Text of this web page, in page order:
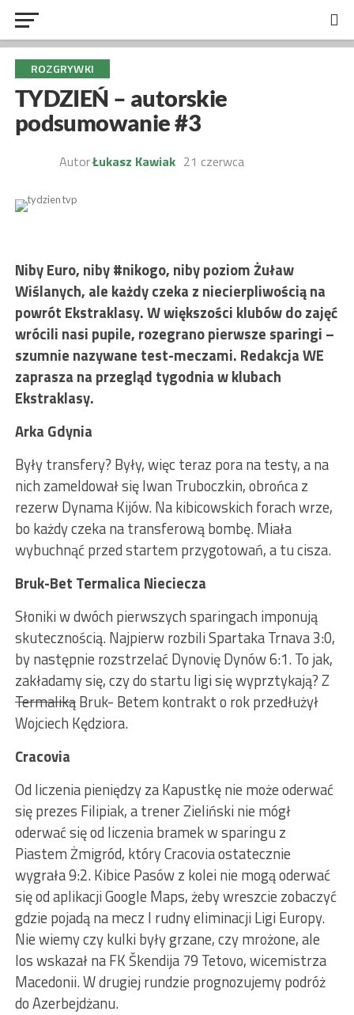
ROZGRYWKI
TYDZIEŃ – autorskie
podsumowanie #3
AutorŁukasz Kawiak 21 czerwca
Niby Euro, niby #nikogo, niby poziom Żuław
Wiślanych, ale każdy czeka z niecierpliwością na
powrót Ekstraklasy. W większości klubów do zajęć
wrócili nasi pupile, rozegrano pierwsze sparingi –
szumnie nazywane test-meczami. Redakcja WE
zaprasza na przegląd tygodnia w klubach
Ekstraklasy.
Arka Gdynia
Były transfery? Były, więc teraz pora na testy, a na
nich zameldował się Iwan Truboczkin, obrońca z
rezerw Dynama Kijów. Na kibicowskich forach wrze,
bo każdy czeka na transferową bombę. Miała
wybuchnąć przed startem przygotowań, a tu cisza.
Bruk-Bet Termalica Nieciecza
Słoniki w dwóch pierwszych sparingach imponują
skutecznością. Najpierw rozbili Spartaka Trnava 3:0,
by następnie rozstrzelać Dynovię Dynów 6:1. To jak,
zakładamy się, czy do startu ligi się wyprztykają? Z
TermalikąBruk- Betem kontrakt o rok przedłużył
Wojciech Kędziora.
Cracovia
Od liczenia pieniędzy za Kapustkę nie może oderwać
się prezes Filipiak, a trener Zieliński nie mógł
oderwać się od liczenia bramek w sparingu z
Piastem Żmigród, który Cracovia ostatecznie
wygrała 9:2. Kibice Pasów z kolei nie mogą oderwać
się od aplikacji Google Maps, żeby wreszcie zobaczyć
gdzie pojadą na mecz I rudny eliminacji Ligi Europy.
Nie wiemy czy kulki były grzane, czy mrożone, ale
los wskazał na FK Škendija 79 Tetovo, wicemistrza
Macedonii. W drugiej rundzie prognozujemy podróż
do Azerbejdżanu.